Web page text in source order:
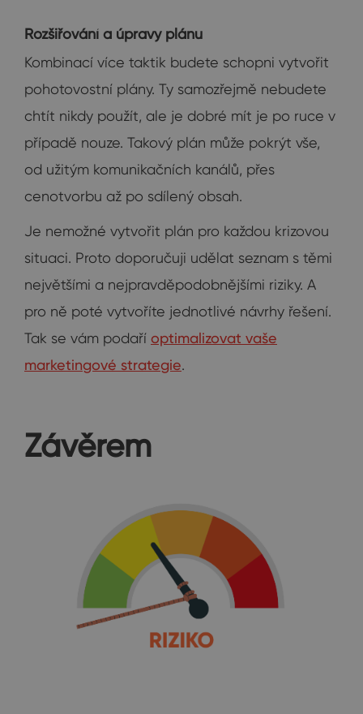
Rozšiřování a úpravy plánu
Kombinací více taktik budete schopni vytvořit
pohotovostní plány. Ty samozřejmě nebudete
chtít nikdy použít, ale je dobré mít je po ruce v
případě nouze. Takový plán může pokrýt vše,
od užitým komunikačních kanálů, přes
cenotvorbu až po sdílený obsah.
Je nemožné vytvořit plán pro každou krizovou
situaci. Proto doporučuji udělat seznam s těmi
největšími a nejpravděpodobnějšími riziky. A
pro ně poté vytvoříte jednotlivé návrhy řešení.
Tak se vám podaří optimalizovat vaše
marketingové strategie.
Závěrem